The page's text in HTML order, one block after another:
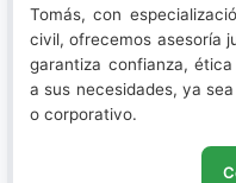
Tomás, con
civil, ofrecemos asesoría
garantiza confianza,
a sus necesidades, ya
o corporativo.